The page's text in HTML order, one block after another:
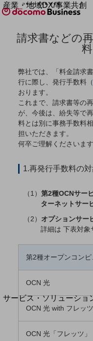
産業・地域DX/事業共創
OPEN HUB for Plural
自律・分散・協調型社会の実現を
「社会可能性」を探究・実装する
OPEN HUB for Plural Futures
記事コンテンツ
プレイヤー(カタリスト/パー
Smart World
産業・地域DXプラットフォーマー
企業と地域が持続成長する社会を
Smart City
Smart Education
Smart Mobility
地域の取り組み
地域社会を支える皆さまと地域課
地域経済のさらなる活性化に取り
自治体・地域社会との共創
別ウィンドウで開きます
サービス・ソリューショ
サービス・ソリューション
サービス・ソリューションをご紹介
フリーワードを入力し
フリーワードでNTTドコモ
取り組みを検索
請求書などの
弊社では、「料金請求
行に際し、発行手数料
おります。
これまで、請求書等の
が、今後は、紛失等で
料とは別に事務手数料
担いただきます。
何卒ご理解くださいま
1.再発行手数料の
第2種OCNサー
ターネットサー
オプションサー
詳細は 下表対象
第2種オープンコン
OCN 光
OCN 光 with フレッツ
OCN 光「フレッツ」